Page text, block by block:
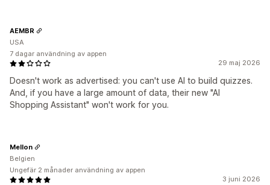
29 maj 2026
Doesn't work as advertised: you can't use AI to build quizzes.
And, if you have a large amount of data, their new "AI
Shopping Assistant" won't work for you.
AEMBR
USA
7 dagar användning av appen
3 juni 2026
Mellon
Belgien
Ungefär 2 månader användning av appen